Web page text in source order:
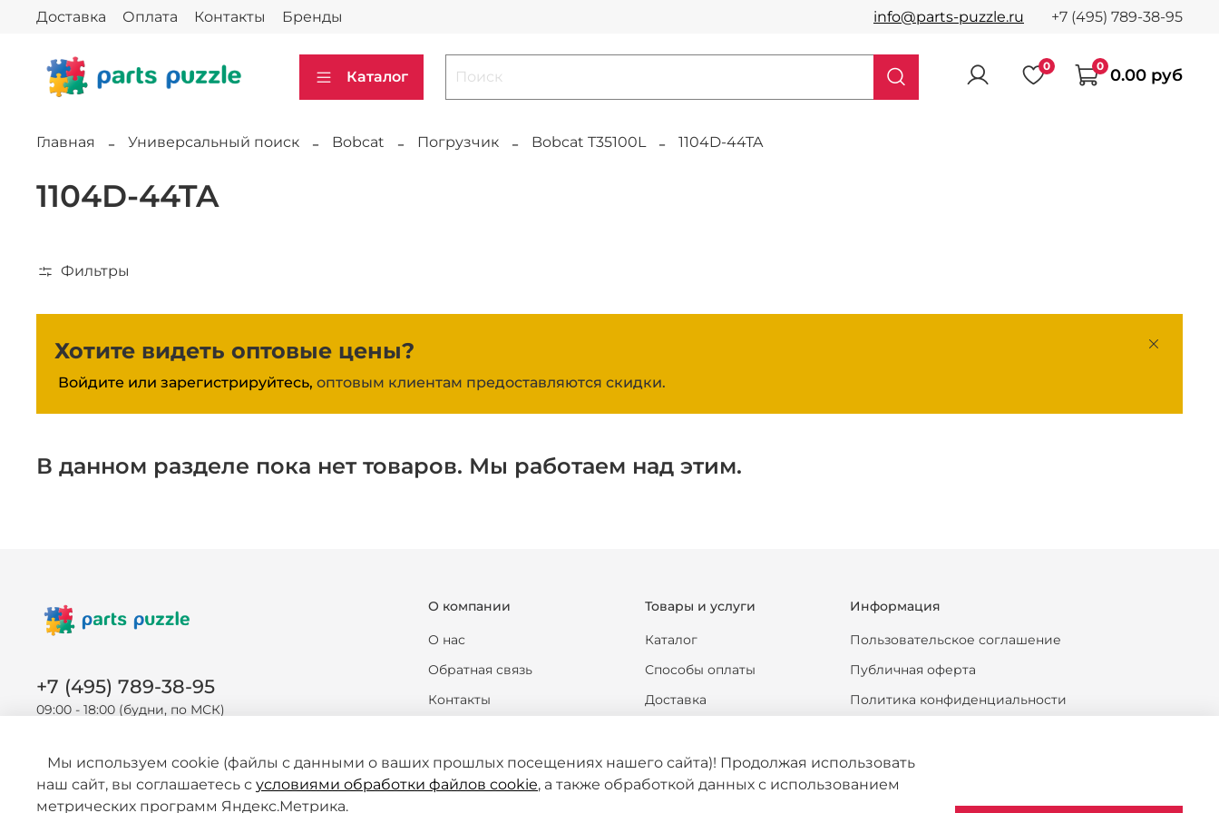
Доставка Оплата Контакты Бренды info@parts-puzzle.ru +7 (495) 789-38-95
Каталог
0 0 0.00 руб
Главная Универсальный поиск Bobcat Погрузчик Bobcat T35100L 1104D-44TA
1104D-44TA
Фильтры
Хотите видеть оптовые цены?
Войдите или зарегистрируйтесь, оптовым клиентам предоставляются скидки.
В данном разделе пока нет товаров. Мы работаем над этим.
О компании
О нас
Обратная связь
Контакты
Новости
Статьи
Товары и услуги
Каталог
Способы оплаты
Доставка
Формы документов
Информация
Пользовательское соглашение
Публичная оферта
Политика конфиденциальности
Политика обработки персональных данных
Согласие на обработку персональных данных
+7 (495) 789-38-95
09:00 - 18:00 (будни, по МСК)
Мы используем cookie (файлы с данными о ваших прошлых посещениях нашего сайта)! Продолжая использовать
наш сайт, вы соглашаетесь с условиями обработки файлов cookie, а также обработкой данных с использованием
метрических программ Яндекс.Метрика.